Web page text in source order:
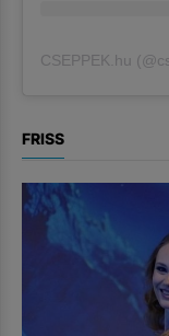
CSEPPEK.hu (@
FRISS